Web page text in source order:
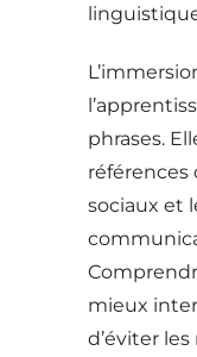
phrases.
références
sociaux et
mieux
d’éviter